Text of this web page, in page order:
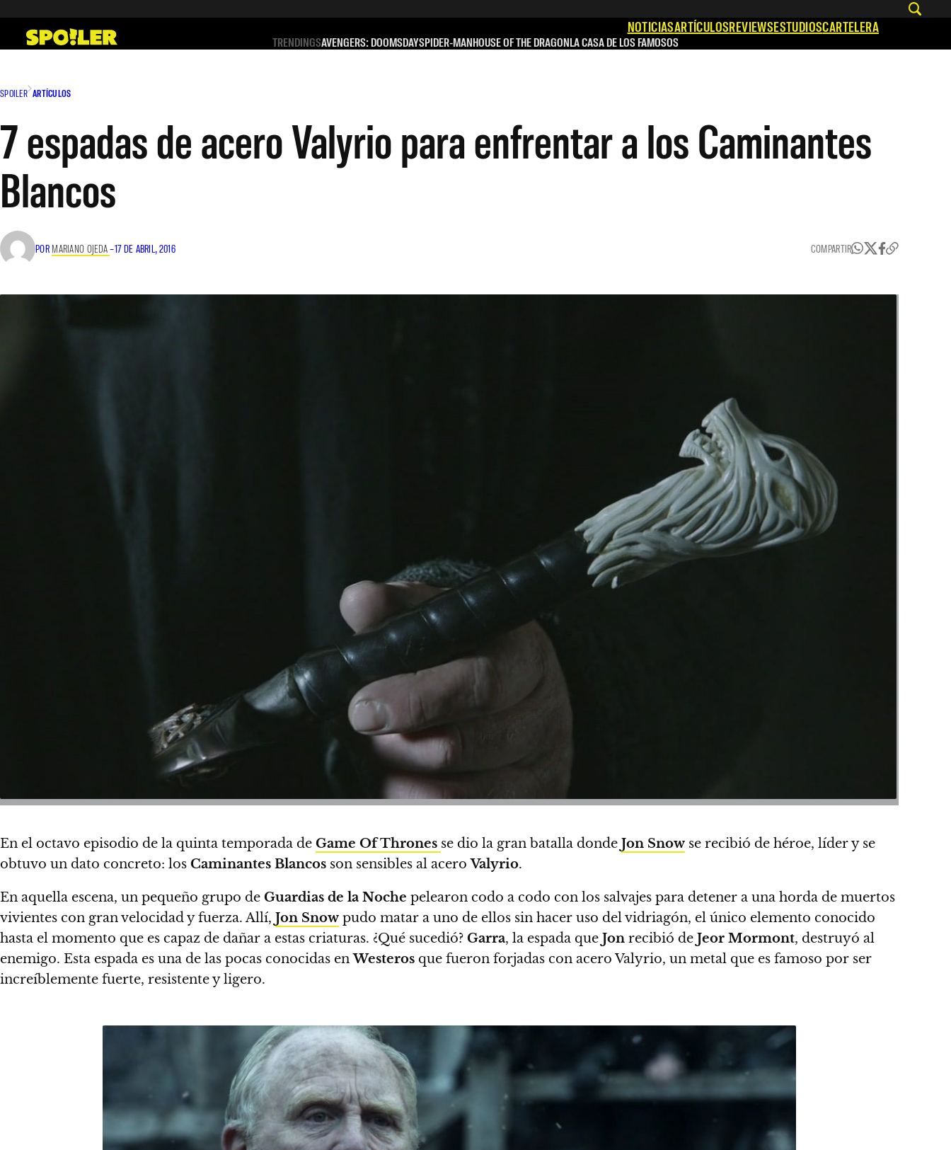
contenido
NOTICIASARTÍCULOSREVIEWSESTUDIOSCARTELERA
TRENDINGSAVENGERS: DOOMSDAYSPIDER-MANHOUSE OF THE DRAGONLA CASA DE LOS FAMOSOS
SPOILER ARTÍCULOS
7 espadas de acero Valyrio para enfrentar a los Caminantes
Blancos
POR MARIANO OJEDA–17 DE ABRIL, 2016 COMPARTIR
En el octavo episodio de la quinta temporada de Game Of Thrones se dio la gran batalla donde Jon Snow se recibió de héroe, líder y se
obtuvo un dato concreto: los Caminantes Blancos son sensibles al aceroValyrio.
En aquella escena, un pequeño grupo de Guardias de la Noche pelearon codo a codo con los salvajes para detener a una horda de muertos
vivientes con gran velocidad y fuerza. Allí, Jon Snow pudo matar a uno de ellos sin hacer uso del vidriagón, el único elemento conocido
hasta el momento que es capaz de dañar a estas criaturas. ¿Qué sucedió? Garra, la espada que Jon recibió de Jeor Mormont, destruyó al
enemigo. Esta espada es una de las pocas conocidas enWesteros que fueron forjadas con acero Valyrio, un metal que es famoso por ser
increíblemente fuerte, resistente y ligero.